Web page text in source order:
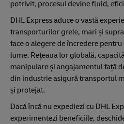
potrivit, procesul devine fluid,
DHL Express aduce o vastă
transporturilor grele, mari și
face o alegere de încredere
lume. Rețeaua lor globală,
manipulare și angajamentul față
din industrie asigură transportul
și protejat.
Dacă încă nu expediezi cu DHL
experimentezi beneficiile,